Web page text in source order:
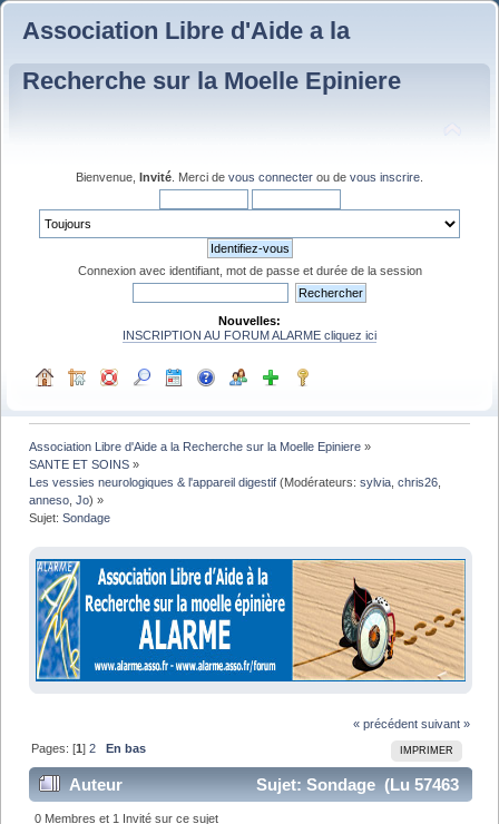
Association Libre d'Aide a la
Recherche sur la Moelle Epiniere
Bienvenue, Invité . Merci de vous connecter ou de vous inscrire
Connexion avec identifiant, mot de passe et durée de la session
Nouvelles:
INSCRIPTION AU FORUM ALARME cliquez ici
Association Libre d'Aide a la Recherche sur la Moelle Epiniere »
SANTE ET SOINS »
Les vessies neurologiques & l'appareil digestif (Modérateurs:sylvia ,chris26
anneso ,Jo) »
Sujet:Sondage
« précédent suivant »
IMPRIMER
Pages: [1]2 En bas
Auteur
Sujet: Sondage (Lu 57463
fois)
0 Membres et 1 Invité sur ce sujet